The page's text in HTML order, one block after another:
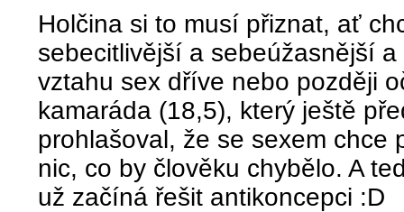
Holčina si to musí přiznat, ať
sebecitlivější a sebeúžasnější
vztahu sex dříve nebo později
kamaráda (18,5), který ještě
prohlašoval, že se sexem chce
nic, co by člověku chybělo. A
už začíná řešit antikoncepci :D